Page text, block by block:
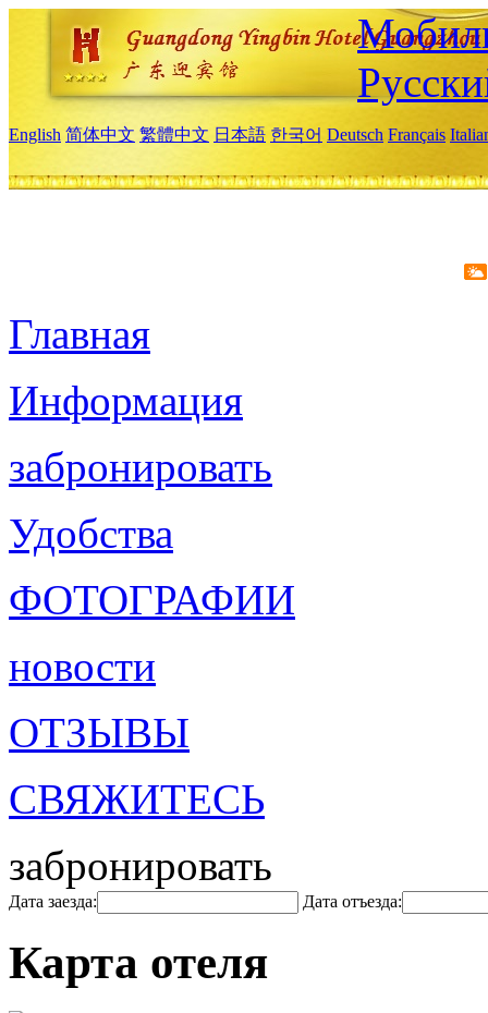
English 简体中文 繁體中文 日本語 한국어 Deutsch Français
Главная
Информация
забронировать
Удобства
ФОТОГРАФИИ
новости
ОТЗЫВЫ
СВЯЖИТЕСЬ
забронировать
Дата заезда: Дата отъезда:
Карта отеля